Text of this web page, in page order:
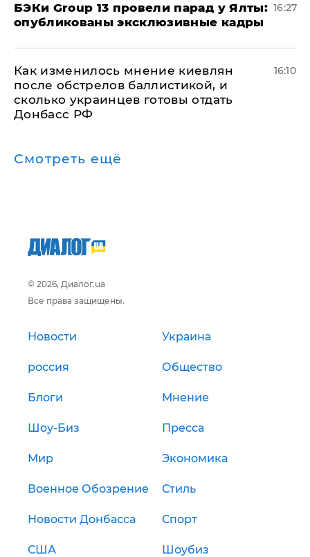
​БЭКи Group 13 провели парад у Ялты:
опубликованы эксклюзивные кадры
16:27
Как изменилось мнение киевлян
после обстрелов баллистикой, и
сколько украинцев готовы отдать
Донбасс РФ
16:10
Смотреть ещё
© 2026, Диалог.ua
Все права защищены.
Новости Украина
россия Общество
Блоги Мнение
Шоу-Биз Пресса
Мир Экономика
Военное Обозрение Стиль
Новости Донбасса Спорт
США Шоубиз